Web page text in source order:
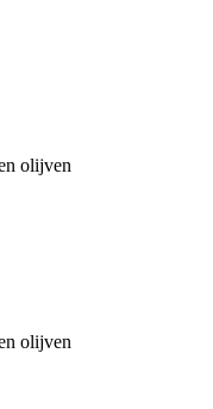
olijven
olijven